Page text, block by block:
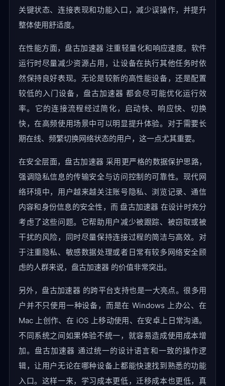
关键状态、连接表现和功能入口，减少误操作，并提升
整体使用舒适度。
在性能方面，盘古加速器 注重轻量化和响应速度。软件
运行时尽量减少资源占用，让设备在执行其他任务时依
然保持良好表现。无论是较新的高性能设备，还是配置
较低的入门设备，盘古加速器 都会尽可能优化运行效
率。它的连接流程经过简化，启动快、响应快、切换
快，在高频使用场景中可以明显提升体验。对于需要长
期在线、频繁切换网络状态的用户，这一点尤其重要。
在安全层面，盘古加速器 采用更严格的数据保护思路，
强调隐私信息的传输安全与访问控制的可靠性。现代网
络环境中，用户越来越关注账号隐私、浏览记录、通信
内容和身份信息的安全性，而 盘古加速器 在设计时充分
考虑了这些问题。它帮助用户减少被跟踪、被窃取或被
干扰的风险，同时尽量保持连接过程的简洁与高效。对
于注重隐私、敏感数据处理或者日常有较多网络安全顾
虑的人群来说，盘古加速器 的价值非常突出。
另外，盘古加速器 的跨平台支持也是一大亮点。很多用
户并不只使用一种设备，而是在 Windows 上办公、在
Mac 上创作、在 iOS 上移动使用、在安卓上日常沟通。
不同系统之间如果体验不统一，就容易造成使用成本增
加。盘古加速器 通过统一的设计语言和一致的操作逻
辑，让用户无论在哪种设备上都能快速找到熟悉的功能
入口。这样一来，学习成本更低，迁移成本也更低，真